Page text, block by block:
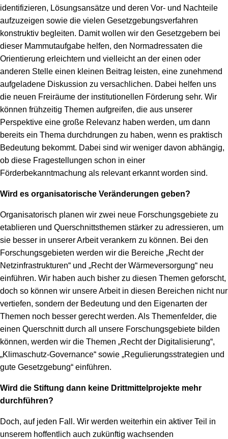
identifizieren, Lösungsansätze und deren Vor- und Nachteile
aufzuzeigen sowie die vielen Gesetzgebungsverfahren
konstruktiv begleiten. Damit wollen wir den Gesetzgebern bei
dieser Mammutaufgabe helfen, den Normadressaten die
Orientierung erleichtern und vielleicht an der einen oder
anderen Stelle einen kleinen Beitrag leisten, eine zunehmend
aufgeladene Diskussion zu versachlichen. Dabei helfen uns
die neuen Freiräume der institutionellen Förderung sehr. Wir
können frühzeitig Themen aufgreifen, die aus unserer
Perspektive eine große Relevanz haben werden, um dann
bereits ein Thema durchdrungen zu haben, wenn es praktisch
Bedeutung bekommt. Dabei sind wir weniger davon abhängig,
ob diese Fragestellungen schon in einer
Förderbekanntmachung als relevant erkannt worden sind.
Wird es organisatorische Veränderungen geben?
Organisatorisch planen wir zwei neue Forschungsgebiete zu
etablieren und Querschnittsthemen stärker zu adressieren, um
sie besser in unserer Arbeit verankern zu können. Bei den
Forschungsgebieten werden wir die Bereiche „Recht der
Netzinfrastrukturen“ und „Recht der Wärmeversorgung“ neu
einführen. Wir haben auch bisher zu diesen Themen geforscht,
doch so können wir unsere Arbeit in diesen Bereichen nicht nur
vertiefen, sondern der Bedeutung und den Eigenarten der
Themen noch besser gerecht werden. Als Themenfelder, die
einen Querschnitt durch all unsere Forschungsgebiete bilden
können, werden wir die Themen „Recht der Digitalisierung“,
„Klimaschutz-Governance“ sowie „Regulierungsstrategien und
gute Gesetzgebung“ einführen.
Wird die Stiftung dann keine Drittmittelprojekte mehr
durchführen?
Doch, auf jeden Fall. Wir werden weiterhin ein aktiver Teil in
unserem hoffentlich auch zukünftig wachsenden